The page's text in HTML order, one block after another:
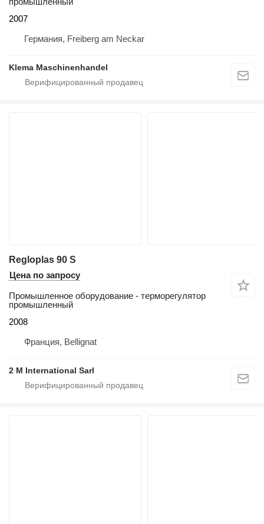
2007
Германия, Freiberg am Neckar
Klema Maschinenhandel
Regloplas 90 S
Цена по запросу
Промышленное оборудование - терморегулятор
промышленный
2008
Франция, Bellignat
2 M International Sarl